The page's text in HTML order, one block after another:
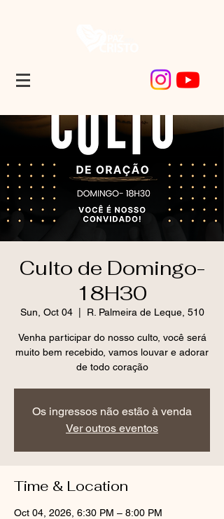
Culto de Domingo-
18H30
Sun, Oct 04
  |
R. Palmeira de Leque, 510
Venha participar do nosso culto, você será
muito bem recebido, vamos louvar e adorar
de todo coração
Os ingressos não estão à venda
Ver outros eventos
Time & Location
Oct 04, 2026, 6:30 PM – 8:00 PM